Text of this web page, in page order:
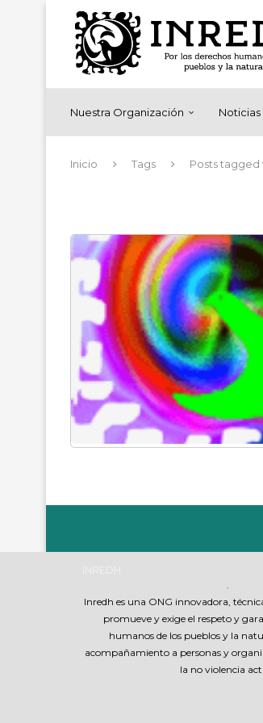
Nuestra Organización Noticias
Inicio Tags Posts tagged
.
Inredh es una ONG innovadora,
promueve y exige el respeto y
humanos de los pueblos y la
acompañamiento a personas y
la no violencia